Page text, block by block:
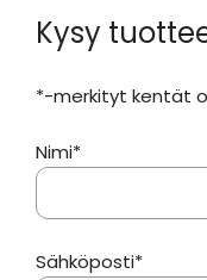
Kysy
*-merkityt kentät
Nimi*
Sähköposti*